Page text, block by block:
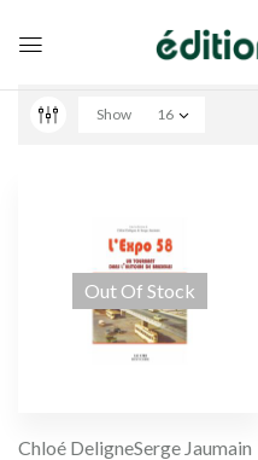
Show 16
Out Of Stock
Chloé DeligneSerge Jaumain